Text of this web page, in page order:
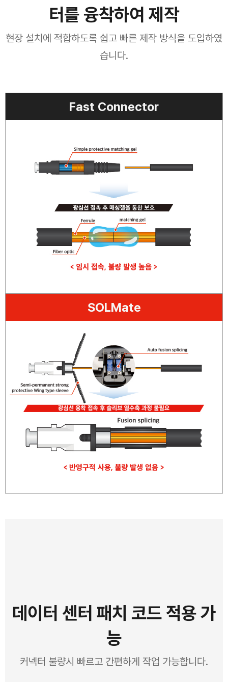
터를 융착하여 제작
현장 설치에 적합하도록 쉽고 빠른 제작 방식을 도입하였
습니다.
Fast Connector
SOLMate
데이터 센터 패치 코드 적용 가
능
커넥터 불량시 빠르고 간편하게 작업 가능합니다.